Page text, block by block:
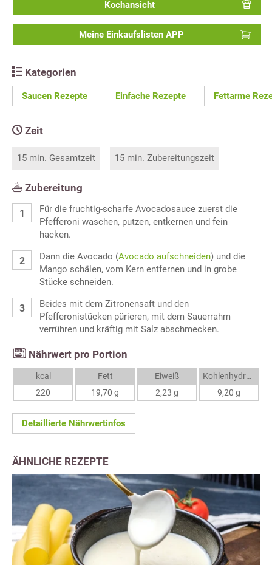
Kochansicht
Meine Einkaufslisten APP
Kategorien
Saucen Rezepte Einfache Rezepte Fettarme
Zeit
15 min. Gesamtzeit 15 min. Zubereitungszeit
Zubereitung
Für die fruchtig-scharfe Avocadosauce zuerst die
Pfefferoni waschen, putzen, entkernen und fein
hacken.
Dann die Avocado (Avocado aufschneiden) und die
Mango schälen, vom Kern entfernen und in grobe
Stücke schneiden.
Beides mit dem Zitronensaft und den
Pfefferonistücken pürieren, mit dem Sauerrahm
verrühren und kräftig mit Salz abschmecken.
Nährwert pro Portion
kcal
220
Fett
19,70 g
Eiweiß
2,23 g
Kohlenhydrate
9,20 g
Detaillierte Nährwertinfos
ÄHNLICHE REZEPTE